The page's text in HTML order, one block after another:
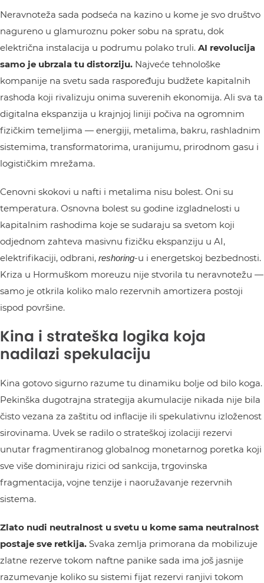
Neravnoteža sada podseća na kazino u kome je svo društvo
nagureno u glamuroznu poker sobu na spratu, dok
električna instalacija u podrumu polako truli. AI revolucija
samo je ubrzala tu distorziju. Najveće tehnološke
kompanije na svetu sada raspoređuju budžete kapitalnih
rashoda koji rivalizuju onima suverenih ekonomija. Ali sva ta
digitalna ekspanzija u krajnjoj liniji počiva na ogromnim
fizičkim temeljima — energiji, metalima, bakru, rashladnim
sistemima, transformatorima, uranijumu, prirodnom gasu i
logističkim mrežama.
Cenovni skokovi u nafti i metalima nisu bolest. Oni su
temperatura. Osnovna bolest su godine izgladnelosti u
kapitalnim rashodima koje se sudaraju sa svetom koji
odjednom zahteva masivnu fizičku ekspanziju u AI,
elektrifikaciji, odbrani, reshoring-u i energetskoj bezbednosti.
Kriza u Hormuškom moreuzu nije stvorila tu neravnotežu —
samo je otkrila koliko malo rezervnih amortizera postoji
ispod površine.
Kina i strateška logika koja
nadilazi spekulaciju
Kina gotovo sigurno razume tu dinamiku bolje od bilo koga.
Pekinška dugotrajna strategija akumulacije nikada nije bila
čisto vezana za zaštitu od inflacije ili spekulativnu izloženost
sirovinama. Uvek se radilo o strateškoj izolaciji rezervi
unutar fragmentiranog globalnog monetarnog poretka koji
sve više dominiraju rizici od sankcija, trgovinska
fragmentacija, vojne tenzije i naoružavanje rezervnih
sistema.
Zlato nudi neutralnost u svetu u kome sama neutralnost
postaje sve retkija. Svaka zemlja primorana da mobilizuje
zlatne rezerve tokom naftne panike sada ima još jasnije
razumevanje koliko su sistemi fijat rezervi ranjivi tokom